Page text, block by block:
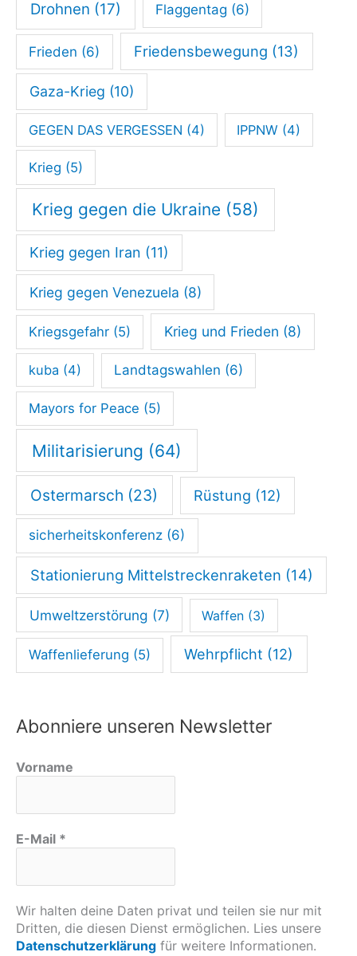
Drohnen (17) Flaggentag (6)
Frieden (6) Friedensbewegung (13)
Gaza-Krieg (10)
GEGEN DAS VERGESSEN (4) IPPNW (4)
Krieg (5)
Krieg gegen die Ukraine (58)
Krieg gegen Iran (11)
Krieg gegen Venezuela (8)
Kriegsgefahr (5) Krieg und Frieden (8)
kuba (4) Landtagswahlen (6)
Mayors for Peace (5)
Militarisierung (64)
Ostermarsch (23) Rüstung (12)
sicherheitskonferenz (6)
Stationierung Mittelstreckenraketen (14)
Umweltzerstörung (7) Waffen (3)
Waffenlieferung (5) Wehrpflicht (12)
Abonniere unseren Newsletter
Vorname
E-Mail *
Wir halten deine Daten privat und teilen sie nur mit
Dritten, die diesen Dienst ermöglichen. Lies unsere
Datenschutzerklärung für weitere Informationen.